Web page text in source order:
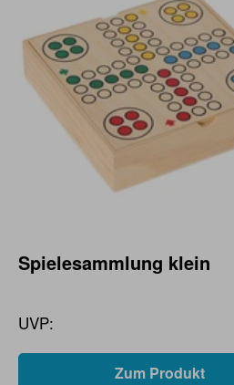
Spielesammlung klein
UVP:
Zum Produkt